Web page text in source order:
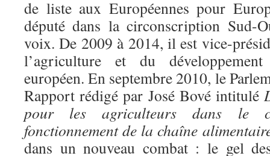
de liste aux Européennes pour
député dans la circonscription Sud-
voix. De 2009 à 2014, il est vice-
l’agriculture et du
européen. En septembre 2010, le
Rapport rédigé par José Bové intitulé
pour les agriculteurs dans le
fonctionnement de la chaîne
dans un nouveau combat : le gel